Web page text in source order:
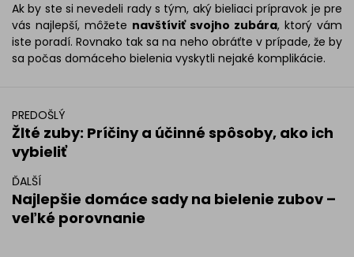
Ak by ste si nevedeli rady s tým, aký bieliaci prípravok je pre
vás najlepší, môžete navštíviť svojho zubára, ktorý vám
iste poradí. Rovnako tak sa na neho obráťte v prípade, že by
sa počas domáceho bielenia vyskytli nejaké komplikácie.
PREDOŠLÝ
Žlté zuby: Príčiny a účinné spôsoby, ako ich
vybieliť
ĎALŠÍ
Najlepšie domáce sady na bielenie zubov –
veľké porovnanie